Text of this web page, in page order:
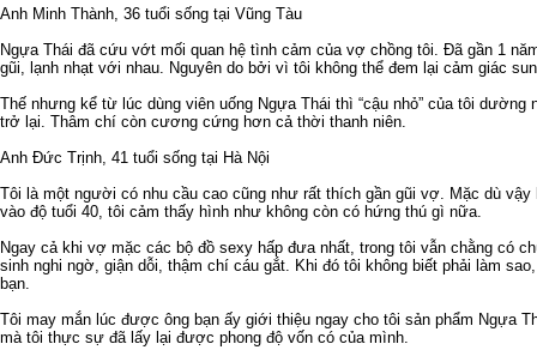
Anh Minh Thành, 36 tuổi sống tại Vũng Tàu
Ngựa Thái đã cứu vớt mối quan hệ tình cảm của vợ chồng tôi. Đã gần 1
gũi, lạnh nhạt với nhau. Nguyên do bởi vì tôi không thể đem lại cảm giác
Thế nhưng kể từ lúc dùng viên uống Ngựa Thái thì “cậu nhỏ” của tôi
trở lại. Thâm chí còn cương cứng hơn cả thời thanh niên.
Anh Đức Trịnh, 41 tuổi sống tại Hà Nội
Tôi là một người có nhu cầu cao cũng như rất thích gần gũi vợ. Mặc dù vậy
vào độ tuổi 40, tôi cảm thấy hình như không còn có hứng thú gì nữa.
Ngay cả khi vợ mặc các bộ đồ sexy hấp đưa nhất, trong tôi vẫn chằng có
sinh nghi ngờ, giận dỗi, thậm chí cáu gắt. Khi đó tôi không biết phải làm
bạn.
Tôi may mắn lúc được ông bạn ấy giới thiệu ngay cho tôi sản phẩm Ngựa
mà tôi thực sự đã lấy lại được phong độ vốn có của mình.